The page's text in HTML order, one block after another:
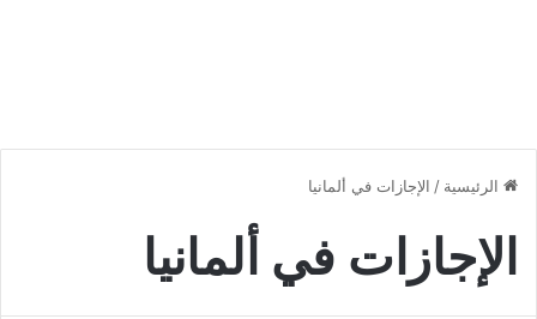
الرئيسية / الإجازات في ألمانيا
الإجازات في ألمانيا